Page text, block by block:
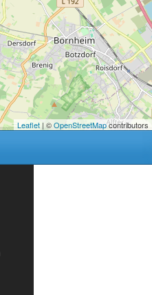
Leaflet | ©OpenStreetMapcontributors